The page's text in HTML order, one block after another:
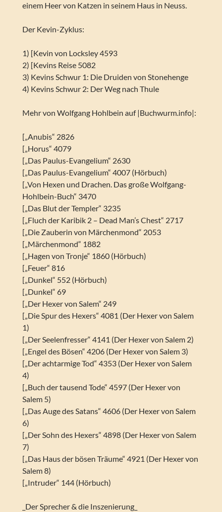
einem Heer von Katzen in seinem Haus in Neuss.
Der Kevin-Zyklus:
1) [Kevin von Locksley 4593
2) [Kevins Reise 5082
3) Kevins Schwur 1: Die Druiden von Stonehenge
4) Kevins Schwur 2: Der Weg nach Thule
Mehr von Wolfgang Hohlbein auf |Buchwurm.info|:
[„Anubis“ 2826
[„Horus“ 4079
[„Das Paulus-Evangelium“ 2630
[„Das Paulus-Evangelium“ 4007 (Hörbuch)
[„Von Hexen und Drachen. Das große Wolfgang-
Hohlbein-Buch“ 3470
[„Das Blut der Templer“ 3235
[„Fluch der Karibik 2 – Dead Man’s Chest“ 2717
[„Die Zauberin von Märchenmond“ 2053
[„Märchenmond“ 1882
[„Hagen von Tronje“ 1860 (Hörbuch)
[„Feuer“ 816
[„Dunkel“ 552 (Hörbuch)
[„Dunkel“ 69
[„Der Hexer von Salem“ 249
[„Die Spur des Hexers“ 4081 (Der Hexer von Salem
1)
[„Der Seelenfresser“ 4141 (Der Hexer von Salem 2)
[„Engel des Bösen“ 4206 (Der Hexer von Salem 3)
[„Der achtarmige Tod“ 4353 (Der Hexer von Salem
4)
[„Buch der tausend Tode“ 4597 (Der Hexer von
Salem 5)
[„Das Auge des Satans“ 4606 (Der Hexer von Salem
6)
[„Der Sohn des Hexers“ 4898 (Der Hexer von Salem
7)
[„Das Haus der bösen Träume“ 4921 (Der Hexer von
Salem 8)
[„Intruder“ 144 (Hörbuch)
_Der Sprecher & die Inszenierung_